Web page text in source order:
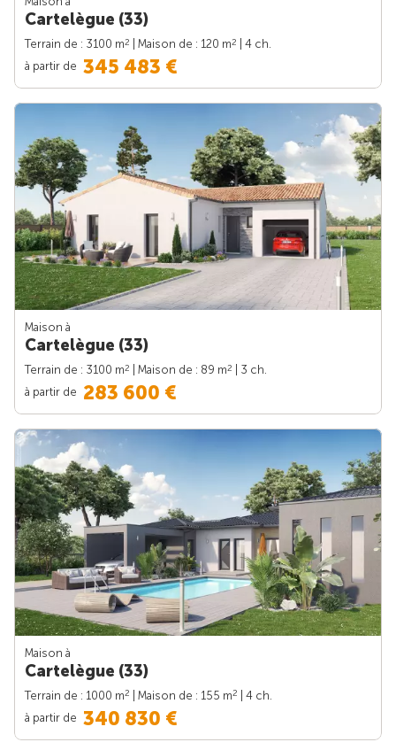
Cartelègue (33)
Terrain de : 3100 m2 | Maison de : 120 m2
| 4 ch.
à partir de 345 483 €
Maison à
Cartelègue (33)
Terrain de : 3100 m2 | Maison de : 89 m2
| 3 ch.
à partir de 283 600 €
Maison à
Cartelègue (33)
Terrain de : 1000 m2 | Maison de : 155 m2
| 4 ch.
à partir de 340 830 €